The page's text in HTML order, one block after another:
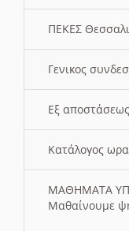
ΠΕΚΕΣ
Γενικος
Εξ
Κατάλογος
ΜΑΘΗΜΑΤΑ
Μαθαίνουμε